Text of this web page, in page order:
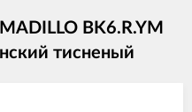
BK6.R.YM
тисненый